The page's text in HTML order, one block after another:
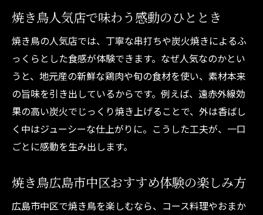
焼き鳥人気店で味わう感動のひととき
焼き鳥の人気店では、丁寧な串打ちや炭火焼きによるふ
っくらとした食感が体験できます。なぜ人気なのかとい
うと、地元産の新鮮な鶏肉や旬の食材を使い、素材本来
の旨味を引き出しているからです。例えば、遠赤外線効
果の高い炭火でじっくり焼き上げることで、外は香ばし
く中はジューシーな仕上がりに。こうした工夫が、一口
ごとに感動を生み出します。
焼き鳥広島市中区おすすめ体験の楽しみ方
広島市中区で焼き鳥を楽しむなら、コース料理やおまか